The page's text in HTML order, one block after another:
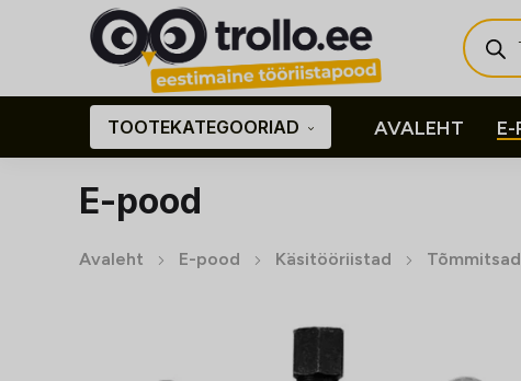
search
TOOTEKATEGOORIAD AVALEHT
E-pood
Avaleht E-pood Käsitööriistad Tõmmitsad